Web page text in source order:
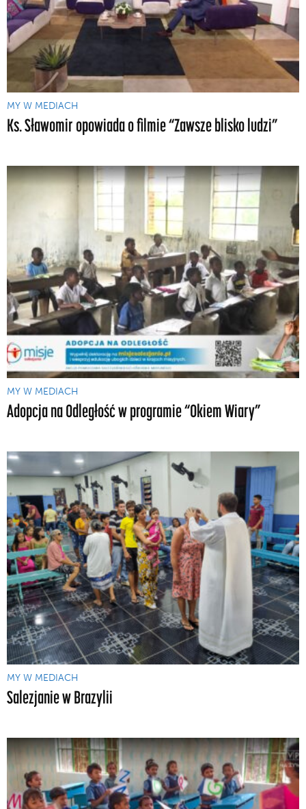
MY W MEDIACH
Ks. Sławomir opowiada o filmie “Zawsze blisko ludzi”
MY W MEDIACH
Adopcja na Odległość w programie “Okiem Wiary”
MY W MEDIACH
Salezjanie w Brazylii